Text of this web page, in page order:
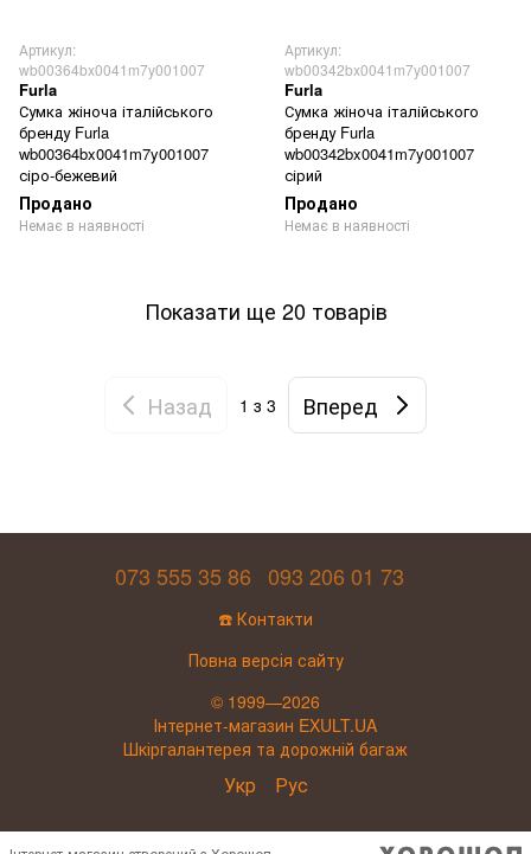
Артикул:
wb00364bx0041m7y001007
Furla
Сумка жіноча італійського
бренду Furla
wb00364bx0041m7y001007
сіро-бежевий
Продано
Немає в наявності
Артикул:
wb00342bx0041m7y001007
Furla
Сумка жіноча італійського
бренду Furla
wb00342bx0041m7y001007
сірий
Продано
Немає в наявності
Показати ще 20 товарів
Назад 1 з 3 Вперед
073 555 35 86 093 206 01 73
☎️ Контакти
Повна версія сайту
© 1999—2026
Інтернет-магазин EXULT.UA
Шкіргалантерея та дорожній багаж
Укр Рус